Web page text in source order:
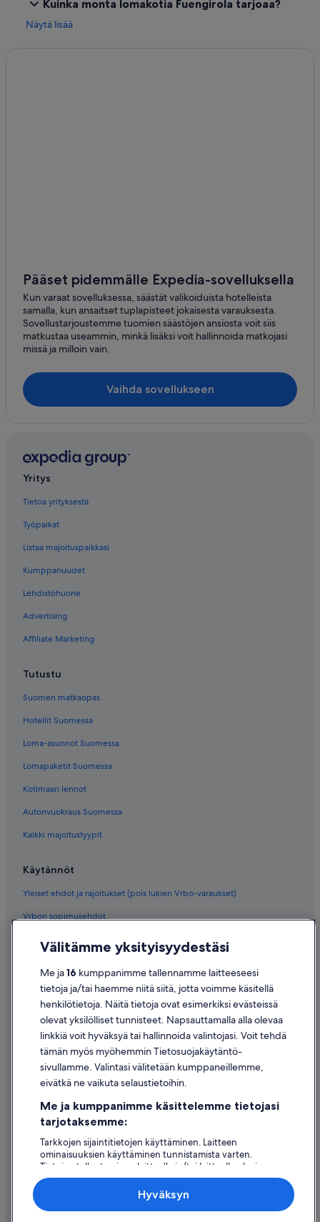
Kuinka monta lomakotia Fuengirola tarjoaa?
Näytä lisää
Pääset pidemmälle Expedia-sovelluksella
Kun varaat sovelluksessa, säästät valikoiduista hotelleista
samalla, kun ansaitset tuplapisteet jokaisesta varauksesta.
Sovellustarjoustemme tuomien säästöjen ansiosta voit siis
matkustaa useammin, minkä lisäksi voit hallinnoida matkojasi
missä ja milloin vain.
Vaihda sovellukseen
Yritys
Tietoa yrityksestä
Työpaikat
Listaa majoituspaikkasi
Kumppanuudet
Lehdistöhuone
Advertising
Affiliate Marketing
Tutustu
Suomen matkaopas
Hotellit Suomessa
Loma-asunnot Suomessa
Lomapaketit Suomessa
Kotimaan lennot
Autonvuokraus Suomessa
Kaikki majoitustyypit
Käytännöt
Yleiset ehdot ja rajoitukset (pois lukien Vrbo-varaukset)
Vrbon sopimusehdot
Saavutettavuus
Evästeet
Käyttöehdot
Oikeudelliset tiedot / ota meihin yhteyttä
Sisältövaatimukset ja ilmoituksen tekeminen sisällöstä
Tuki
Ota yhteyttä
Hyvityksen hakeminen ja aikarajat
Varaa lento lentoyhtiön hyvityskupongeilla
Kansainväliset matka-asiakirjat
Välitämme yksityisyydestäsi
Me ja16 kumppanimme tallennamme laitteeseesi
tietoja ja/tai haemme niitä siitä, jotta voimme käsitellä
henkilötietoja. Näitä tietoja ovat esimerkiksi evästeissä
olevat yksilölliset tunnisteet. Napsauttamalla alla olevaa
linkkiä voit hyväksyä tai hallinnoida valintojasi. Voit tehdä
tämän myös myöhemmin Tietosuojakäytäntö-
sivullamme. Valintasi välitetään kumppaneillemme,
eivätkä ne vaikuta selaustietoihin.
Me ja kumppanimme käsittelemme tietojasi
tarjotaksemme:
Tarkkojen sijaintitietojen käyttäminen. Laitteen
ominaisuuksien käyttäminen tunnistamista varten.
Tietojen tallentaminen laitteelle ja/tai laitteella olevien
tietojen käyttö. Kohdennettu mainonta ja personoitu
sisältö, mainonnan ja sisällön mittaus, yleisötutkimus ja
Hyväksyn